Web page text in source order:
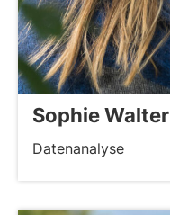
Sophie Walter
Datenanalyse